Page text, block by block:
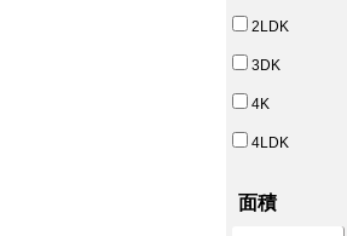
2LDK
3DK
4K
4LDK
面積